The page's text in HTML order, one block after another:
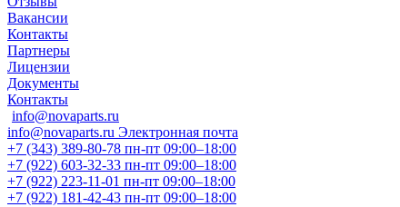
Вакансии
Контакты
Партнеры
Лицензии
Документы
Контакты
info@novaparts.ru
info@novaparts.ru Электронная почта
+7 (343) 389-80-78 пн-пт 09:00–18:00
+7 (922) 603-32-33 пн-пт 09:00–18:00
+7 (922) 223-11-01 пн-пт 09:00–18:00
+7 (922) 181-42-43 пн-пт 09:00–18:00